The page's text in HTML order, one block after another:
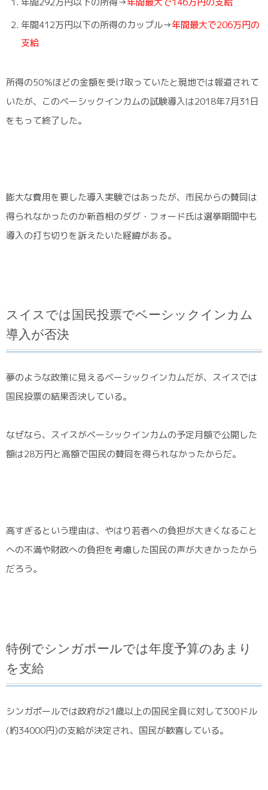
年間412万円以下の所得のカップル→年間最大で206万円の
支給
所得の50％ほどの金額を受け取っていたと現地では報道されて
いたが、このベーシックインカムの試験導入は2018年7月31日
をもって終了した。
膨大な費用を要した導入実験ではあったが、市民からの賛同は
得られなかったのか新首相のダグ・フォード氏は選挙期間中も
導入の打ち切りを訴えたいた経緯がある。
スイスでは国民投票でベーシックインカム
導入が否決
夢のような政策に見えるベーシックインカムだが、スイスでは
国民投票の結果否決している。
なぜなら、スイスがベーシックインカムの予定月額で公開した
額は28万円と高額で国民の賛同を得られなかったからだ。
高すぎるという理由は、やはり若者への負担が大きくなること
への不満や財政への負担を考慮した国民の声が大きかったから
だろう。
特例でシンガポールでは年度予算のあまり
を支給
シンガポールでは政府が21歳以上の国民全員に対して300ドル
(約34000円)の支給が決定され、国民が歓喜している。